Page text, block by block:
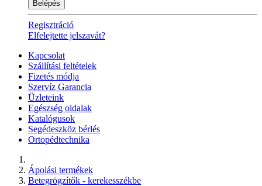
Belépés
Regisztráció
Elfelejtette jelszavát?
Kapcsolat
Szállítási feltételek
Fizetés módja
Szervíz Garancia
Üzleteink
Egészség oldalak
Katalógusok
Segédeszköz bérlés
Ortopédtechnika
Ápolási termékek
Betegrögzítők - kerekesszékbe